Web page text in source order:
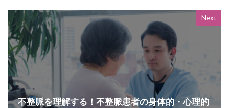
Next
不整脈を理解する！不整脈患者の身体的・心理的